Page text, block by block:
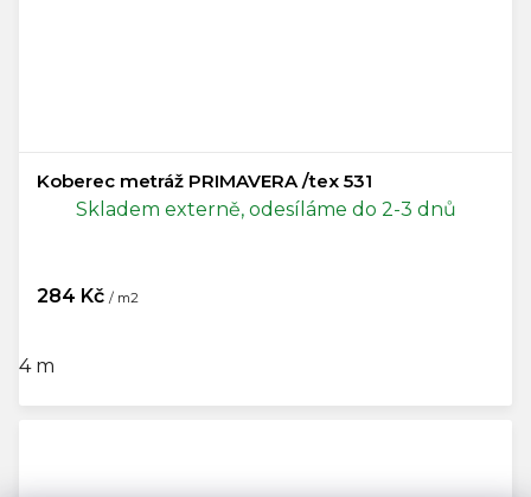
Koberec metráž PRIMAVERA /tex 531
Skladem externě, odesíláme do 2-3 dnů
284 Kč / m2
4 m